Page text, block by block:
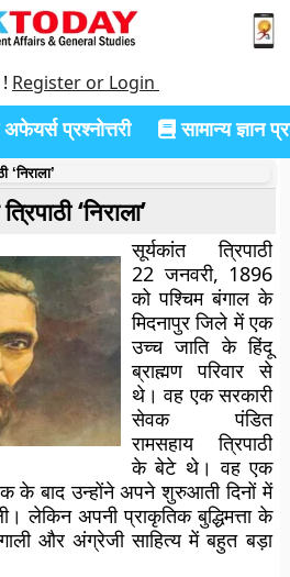
Register or Login
प्रश्नोत्तरी सामान्य ज्ञान
‘निराला’
‘निराला’
सूर्यकांत त्रिपाठी
22 जनवरी, 1896
को पश्चिम बंगाल के
मिदनापुर जिले में एक
उच्च जाति के हिंदू
ब्राह्मण परिवार से
थे। वह एक सरकारी
सेवक पंडित
रामसहाय त्रिपाठी
के बेटे थे। वह एक
के बाद उन्होंने अपने शुरुआती दिनों में
लेकिन अपनी प्राकृतिक बुद्धिमत्ता के
और अंग्रेजी साहित्य में बहुत बड़ा